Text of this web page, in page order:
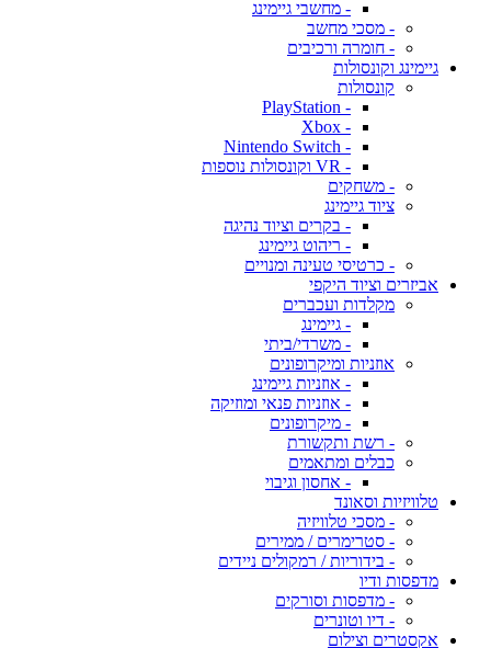
- מחשבי גיימינג
- מסכי מחשב
- חומרה ורכיבים
גיימינג וקונסולות
קונסולות
- PlayStation
- Xbox
- Nintendo Switch
- VR וקונסולות נוספות
- משחקים
ציוד גיימינג
- בקרים וציוד נהיגה
- ריהוט גיימינג
- כרטיסי טעינה ומנויים
אביזרים וציוד היקפי
מקלדות ועכברים
- גיימינג
- משרדי/ביתי
אוזניות ומיקרופונים
- אוזניות גיימינג
- אוזניות פנאי ומוזיקה
- מיקרופונים
- רשת ותקשורת
כבלים ומתאמים
- אחסון וגיבוי
טלוויזיות וסאונד
- מסכי טלוויזיה
- סטרימרים / ממירים
- בידוריות / רמקולים ניידים
מדפסות ודיו
- מדפסות וסורקים
- דיו וטונרים
אקסטרים וצילום